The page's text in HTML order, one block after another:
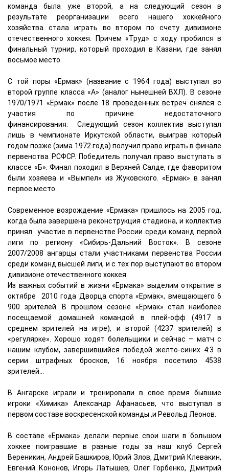
команда была уже второй, а на следующий сезон в
результате реорганизации всего нашего хоккейного
хозяйства стала играть во втором по счету дивизионе
отечественного хоккея. Причем «Труд» с ходу пробился в
финальный турнир, который проходил в Казани, где занял
восьмое место.
С той поры «Ермак» (название с 1964 года) выступал во
второй группе класса «А» (аналог нынешней ВХЛ). В сезоне
1970/1971 «Ермак» после 18 проведенных встреч снялся с
участия по причине недостаточного
финансирования. Следующий сезон коллектив выступал
лишь в чемпионате Иркутской области, выиграв который
годом позже (зима 1972 года) получил право играть в финале
первенства РСФСР. Победитель получал право выступать в
классе «Б». Финал походил в Верхней Салде, где фаворитом
были хозяева и «Вымпел» из Жуковского. «Ермак» в занял
первое место…
Современное возрождение «Ермака» пришлось на 2005 год,
когда была завершена реконструкция стадиона, и коллектив
принял участие в первенстве России среди команд первой
лиги по региону «Сибирь-Дальний Восток». В сезоне
2007/2008 ангарцы стали участниками первенства России
среди команд высшей лиги, и с тех пор выступают во втором
дивизионе отечественного хоккея.
Из важных событий в жизни «Ермака» выделим открытие в
октябре 2010 года Дворца спорта «Ермак», вмещающего 6
900 зрителей. В прошлом сезоне «Ермак» стал наиболее
посещаемой домашней командой в плей-офф (4917 в
среднем зрителей на игре), и второй (4237 зрителей) в
«регулярке». Хорошо ходят болельщики и сейчас – матч с
нашим клубом, завершившийся победой желто-синих 4:3 в
серии штрафных бросков, 16 ноября посетило 4538
зрителей…
В Ангарске играли и тренировали в свое время бывшие
игроки «Химика» Александр Афанасьев, что выступал в
первом составе воскресенской команды ,и Револьд Леонов.
В составе «Ермака» делали первые свои шаги в большом
хоккее поигравшие в разные годы за наш клуб Сергей
Вереникин, Андрей Башкиров, Юрий Злов, Дмитрий Клевакин,
Евгений Кононов, Игорь Латышев, Олег Горбенко, Дмитрий